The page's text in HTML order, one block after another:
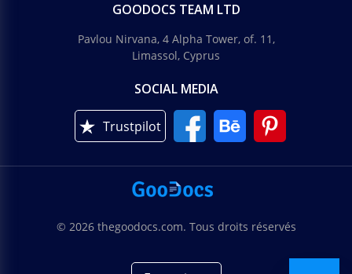
GOODOCS TEAM LTD
Pavlou Nirvana, 4 Alpha Tower, of. 11,
Limassol, Cyprus
SOCIAL MEDIA
Trustpilot
© 2026 thegoodocs.com. Tous droits réservés